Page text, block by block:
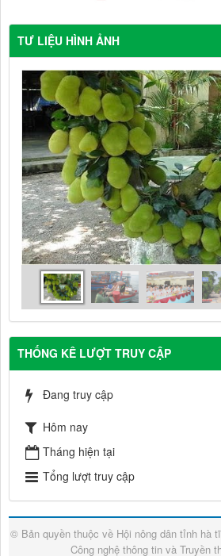
TƯ LIỆU HÌNH ẢNH
THỐNG KÊ LƯỢT TRUY CẬP
Đang truy cập
Hôm nay
Tháng hiện tại
Tổng lượt truy cập
© Bản quyền thuộc về Hội nông dân tỉnh hà
Công nghệ thông tin và Truyền